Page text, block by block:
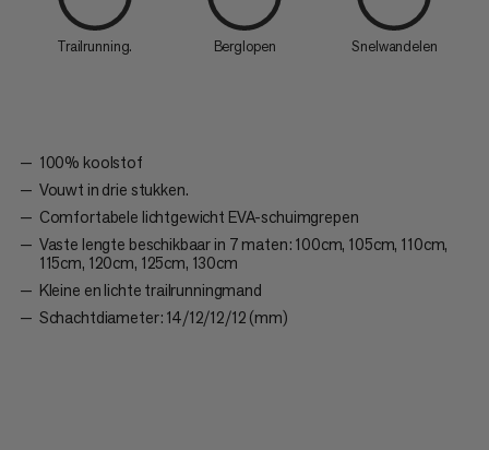
Trailrunning. Berglopen Snelwandelen
100% koolstof
Vouwt in drie stukken.
Comfortabele lichtgewicht EVA-schuimgrepen
Vaste lengte beschikbaar in 7 maten: 100cm, 105cm, 110cm,
115cm, 120cm, 125cm, 130cm
Kleine en lichte trailrunningmand
Schachtdiameter: 14/12/12/12 (mm)